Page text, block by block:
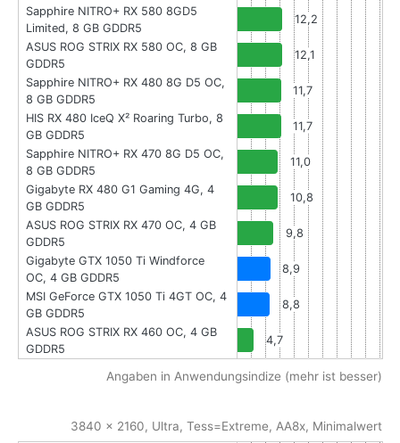
Sapphire NITRO+ RX 580 8GD5
Limited, 8 GB GDDR5
12,2
ASUS ROG STRIX RX 580 OC, 8 GB
GDDR5
12,1
Sapphire NITRO+ RX 480 8G D5 OC,
8 GB GDDR5
11,7
HIS RX 480 IceQ X² Roaring Turbo, 8
GB GDDR5
11,7
Sapphire NITRO+ RX 470 8G D5 OC,
8 GB GDDR5
11,0
Gigabyte RX 480 G1 Gaming 4G, 4
GB GDDR5
10,8
ASUS ROG STRIX RX 470 OC, 4 GB
GDDR5
9,8
Gigabyte GTX 1050 Ti Windforce
OC, 4 GB GDDR5
8,9
MSI GeForce GTX 1050 Ti 4GT OC, 4
GB GDDR5
8,8
ASUS ROG STRIX RX 460 OC, 4 GB
GDDR5
4,7
Angaben in Anwendungsindize (mehr ist besser)
3840 x 2160, Ultra, Tess=Extreme, AA8x, Minimalwert